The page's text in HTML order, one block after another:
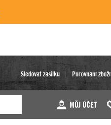
Sledovat zásilku Porovnání zboží
MŮJ ÚČET